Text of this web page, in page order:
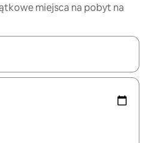
miejsca na pobyt na
możesz poruszać się po nich za